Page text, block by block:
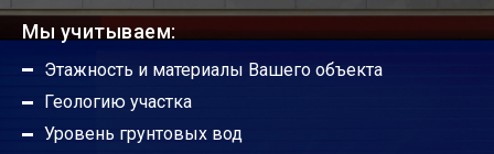
автоматическими?
автоматики?
Мы учитываем:
Этажность и материалы Вашего объекта
Геологию участка
Уровень грунтовых вод